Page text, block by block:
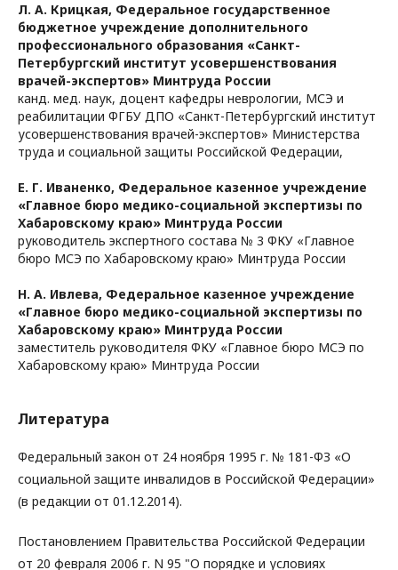
Л. А. Крицкая, Федеральное государственное
бюджетное учреждение дополнительного
профессионального образования «Санкт-
Петербургский институт усовершенствования
врачей-экспертов» Минтруда России
канд. мед. наук, доцент кафедры неврологии, МСЭ и
реабилитации ФГБУ ДПО «Санкт-Петербургский институт
усовершенствования врачей-экспертов» Министерства
труда и социальной защиты Российской Федерации,
Е. Г. Иваненко, Федеральное казенное учреждение
«Главное бюро медико-социальной экспертизы по
Хабаровскому краю» Минтруда России
руководитель экспертного состава № 3 ФКУ «Главное
бюро МСЭ по Хабаровскому краю» Минтруда России
Н. А. Ивлева, Федеральное казенное учреждение
«Главное бюро медико-социальной экспертизы по
Хабаровскому краю» Минтруда России
заместитель руководителя ФКУ «Главное бюро МСЭ по
Хабаровскому краю» Минтруда России
Литература
Федеральный закон от 24 ноября 1995 г. № 181-ФЗ «О
социальной защите инвалидов в Российской Федерации»
(в редакции от 01.12.2014).
Постановлением Правительства Российской Федерации
от 20 февраля 2006 г. N 95 "О порядке и условиях